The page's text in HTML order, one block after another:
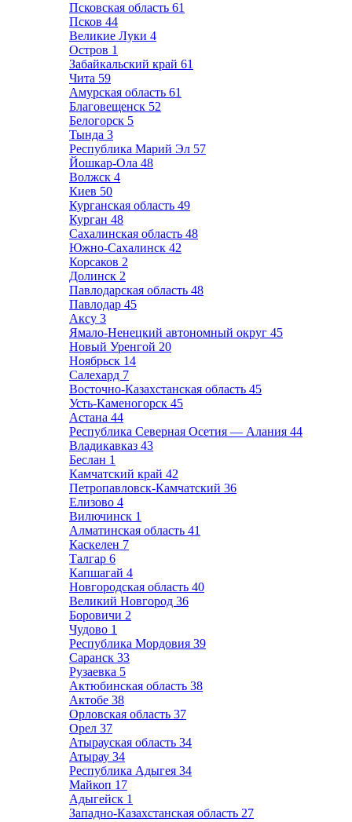
Псковская область 61
Псков 44
Великие Луки 4
Остров 1
Забайкальский край 61
Чита 59
Амурская область 61
Благовещенск 52
Белогорск 5
Тында 3
Республика Марий Эл 57
Йошкар-Ола 48
Волжск 4
Киев 50
Курганская область 49
Курган 48
Сахалинская область 48
Южно-Сахалинск 42
Корсаков 2
Долинск 2
Павлодарская область 48
Павлодар 45
Аксу 3
Ямало-Ненецкий автономный округ 45
Новый Уренгой 20
Ноябрьск 14
Салехард 7
Восточно-Казахстанская область 45
Усть-Каменогорск 45
Астана 44
Республика Северная Осетия — Алания 44
Владикавказ 43
Беслан 1
Камчатский край 42
Петропавловск-Камчатский 36
Елизово 4
Вилючинск 1
Алматинская область 41
Каскелен 7
Талгар 6
Капшагай 4
Новгородская область 40
Великий Новгород 36
Боровичи 2
Чудово 1
Республика Мордовия 39
Саранск 33
Рузаевка 5
Актюбинская область 38
Актобе 38
Орловская область 37
Орел 37
Атырауская область 34
Атырау 34
Республика Адыгея 34
Майкоп 17
Адыгейск 1
Западно-Казахстанская область 27